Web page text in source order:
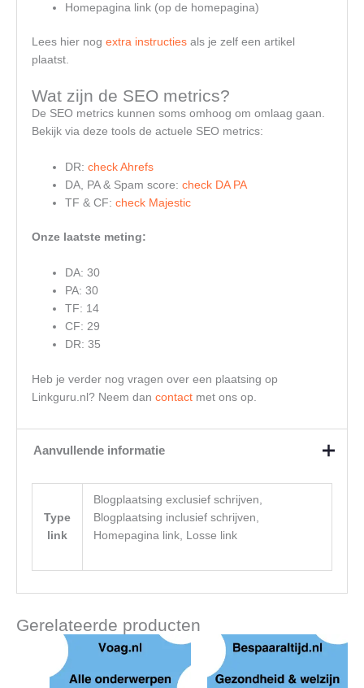
Homepagina link (op de homepagina)
Lees hier nog extra instructiesals je zelf een artikel
plaatst.
Wat zijn de SEO metrics?
De SEO metrics kunnen soms omhoog om omlaag gaan.
Bekijk via deze tools de actuele SEO metrics:
DR: check Ahrefs
DA, PA & Spam score: check DA PA
TF & CF: check Majestic
Onze laatste meting:
DA: 30
PA: 30
TF: 14
CF: 29
DR: 35
Heb je verder nog vragen over een plaatsing op
Linkguru.nl? Neem dan contactmet ons op.
Aanvullende informatie
Type
link
Blogplaatsing exclusief schrijven,
Blogplaatsing inclusief schrijven,
Homepagina link, Losse link
Gerelateerde producten